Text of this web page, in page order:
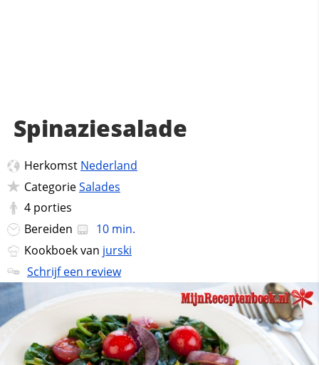
Spinaziesalade
Herkomst Nederland
CategorieSalades
4 porties
Bereiden
10 min.
Kookboek van jurski
Schrijf een review